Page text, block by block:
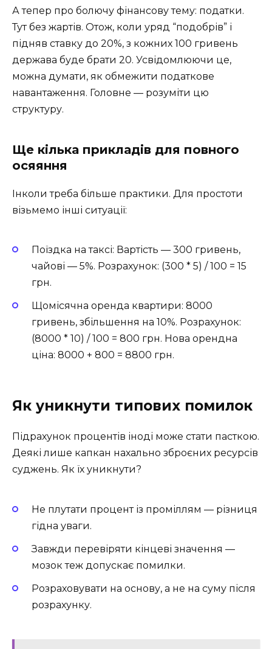
А тепер про болючу фінансову тему: податки.
Тут без жартів. Отож, коли уряд “подобрів” і
підняв ставку до 20%, з кожних 100 гривень
держава буде брати 20. Усвідомлюючи це,
можна думати, як обмежити податкове
навантаження. Головне — розуміти цю
структуру.
Ще кілька прикладів для повного
осяяння
Інколи треба більше практики. Для простоти
візьмемо інші ситуації:
Поїздка на таксі: Вартість — 300 гривень,
чайові — 5%. Розрахунок: (300 * 5) / 100 = 15
грн.
Щомісячна оренда квартири: 8000
гривень, збільшення на 10%. Розрахунок:
(8000 * 10) / 100 = 800 грн. Нова орендна
ціна: 8000 + 800 = 8800 грн.
Як уникнути типових помилок
Підрахунок процентів іноді може стати пасткою.
Деякі лише капкан нахально зброєних ресурсів
суджень. Як їх уникнути?
Не плутати процент із проміллям — різниця
гідна уваги.
Завжди перевіряти кінцеві значення —
мозок теж допускає помилки.
Розраховувати на основу, а не на суму після
розрахунку.